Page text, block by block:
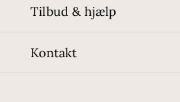
Tilbud & hjælp
Kontakt